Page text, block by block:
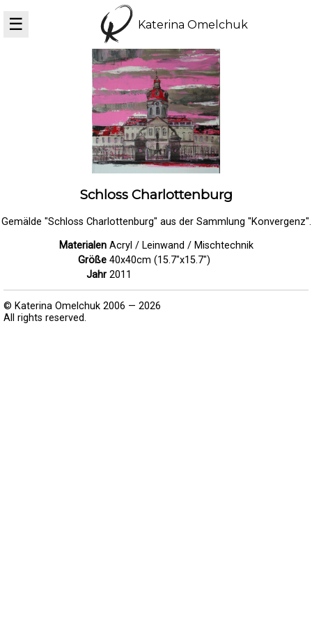
☰ Katerina Omelchuk
Schloss Charlottenburg
Gemälde "Schloss Charlottenburg" aus der Sammlung "Konvergenz".
Materialen Acryl / Leinwand / Mischtechnik
Größe 40x40cm (15.7"x15.7")
Jahr 2011
© Katerina Omelchuk 2006 — 2026
All rights reserved.